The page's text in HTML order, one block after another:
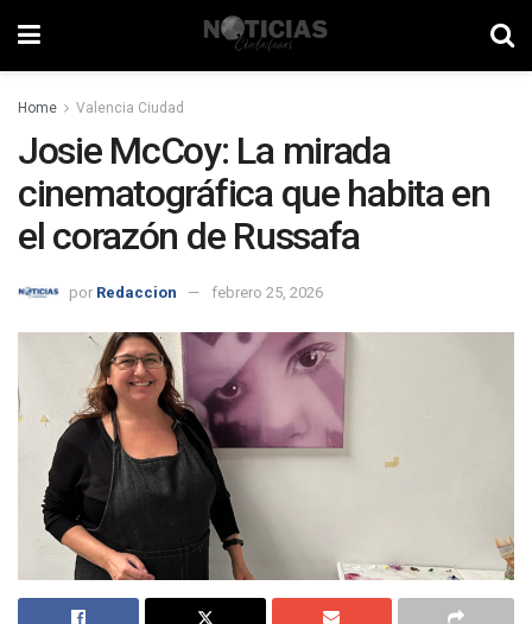
Home Valencia Ciudad
Josie McCoy: La mirada
cinematográfica que habita en
el corazón de Russafa
por Redaccion febrero 25, 2026